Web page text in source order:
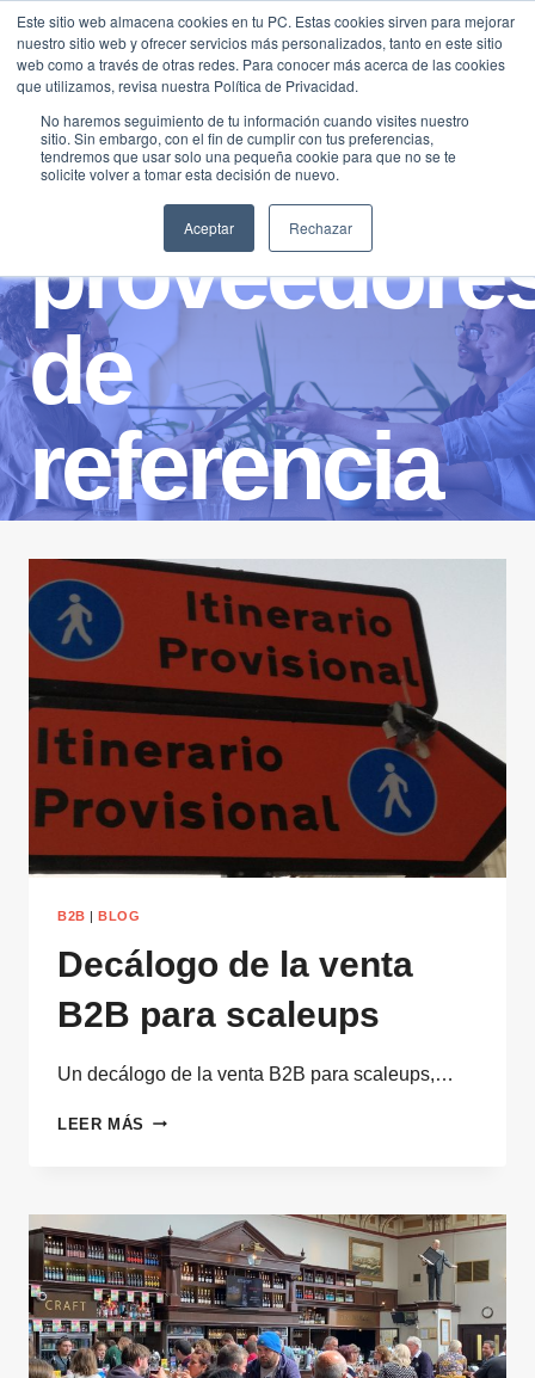
Este sitio web almacena cookies en tu PC. Estas cookies sirven para mejorar
nuestro sitio web y ofrecer servicios más personalizados, tanto en este sitio
web como a través de otras redes. Para conocer más acerca de las cookies
que utilizamos, revisa nuestra Política de Privacidad.
No haremos seguimiento de tu información cuando visites nuestro
sitio. Sin embargo, con el fin de cumplir con tus preferencias,
tendremos que usar solo una pequeña cookie para que no se te
solicite volver a tomar esta decisión de nuevo.
Aceptar Rechazar
Saltar
contenido
de
referencia
B2B |BLOG
Decálogo de la venta
B2B para scaleups
Un decálogo de la venta B2B para scaleups,…
LEER MÁS DECÁLOGO
B2B
PARA
SCALEUPS
Traducir »